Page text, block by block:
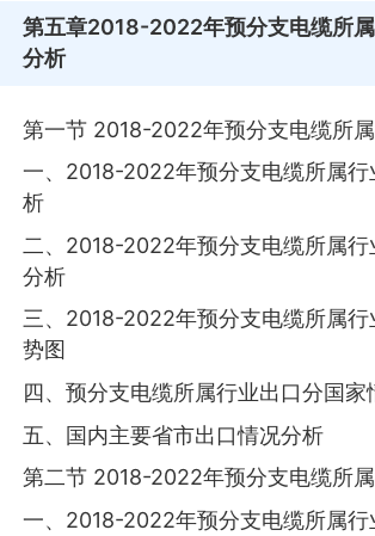
第五章2018-2022年预分支电缆所
分析
第一节 2018-2022年预分支电缆所
一、2018-2022年预分支电缆所属行
析
二、2018-2022年预分支电缆所属行
分析
三、2018-2022年预分支电缆所属行
势图
四、预分支电缆所属行业出口分国家
五、国内主要省市出口情况分析
第二节 2018-2022年预分支电缆所
一、2018-2022年预分支电缆所属行